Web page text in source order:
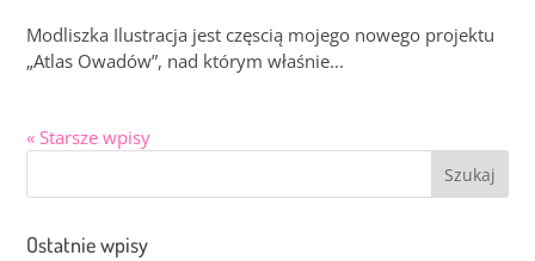
Modliszka Ilustracja jest częscią mojego nowego projektu
„Atlas Owadów”, nad którym właśnie...
« Starsze wpisy
Ostatnie wpisy